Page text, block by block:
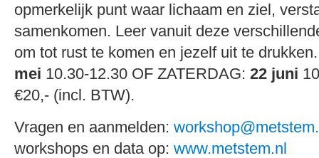
opmerkelijk punt waar lichaam en ziel,
samenkomen. Leer vanuit deze
om tot rust te komen en jezelf uit te
mei 10.30-12.30 OF ZATERDAG: 22 juni
€20,- (incl. BTW).
Vragen en aanmelden:
workshops en data op: www.metstem.nl